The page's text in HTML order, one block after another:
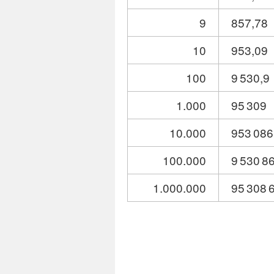
9
857,78
10
953,09
100
9 530,9
1.000
95 309
10.000
953 086
100.000
9 530
1.000.000
95 308